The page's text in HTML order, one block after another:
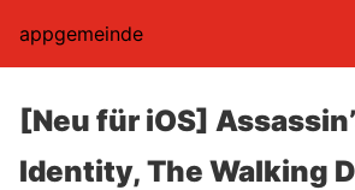
appgemeinde
[Neu für iOS]
Identity, The Walking